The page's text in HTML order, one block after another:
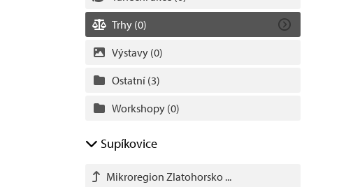
Trhy (0)
Výstavy (0)
Ostatní (3)
Workshopy (0)
Supíkovice
Mikroregion Zlatohorsko ...